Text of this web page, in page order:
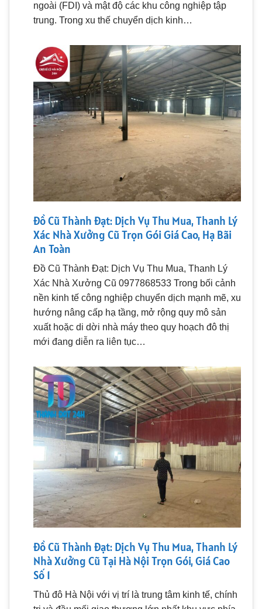
ngoài (FDI) và mật độ các khu công nghiệp tập
trung. Trong xu thế chuyển dịch kinh…
Đồ Cũ Thành Đạt: Dịch Vụ Thu Mua, Thanh Lý
Xác Nhà Xưởng Cũ Trọn Gói Giá Cao, Hạ Bãi
An Toàn
Đồ Cũ Thành Đạt: Dịch Vụ Thu Mua, Thanh Lý
Xác Nhà Xưởng Cũ 0977868533 Trong bối cảnh
nền kinh tế công nghiệp chuyển dịch mạnh mẽ, xu
hướng nâng cấp hạ tầng, mở rộng quy mô sản
xuất hoặc di dời nhà máy theo quy hoạch đô thị
mới đang diễn ra liên tục…
Đồ Cũ Thành Đạt: Dịch Vụ Thu Mua, Thanh Lý
Nhà Xưởng Cũ Tại Hà Nội Trọn Gói, Giá Cao
Số 1
Thủ đô Hà Nội với vị trí là trung tâm kinh tế, chính